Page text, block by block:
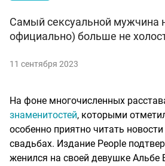
Самый сексуальной мужчина
официально) больше не
11 сентября 2023
На фоне многочисленных
знаменитостей, которыми
особенно приятно читать
свадьбах. Издание People
женился на своей девушке Альбе